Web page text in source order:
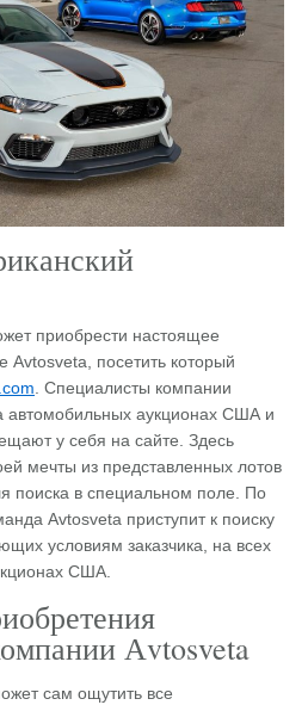
приобрести настоящее
Аvtosveta, посетить который
. Специалисты компании
автомобильных аукционах США и
у себя на сайте. Здесь
мечты из представленных лотов
поиска в специальном поле. По
Аvtosveta приступит к поиску
условиям заказчика, на всех
США.
Аvtosveta
сам ощутить все